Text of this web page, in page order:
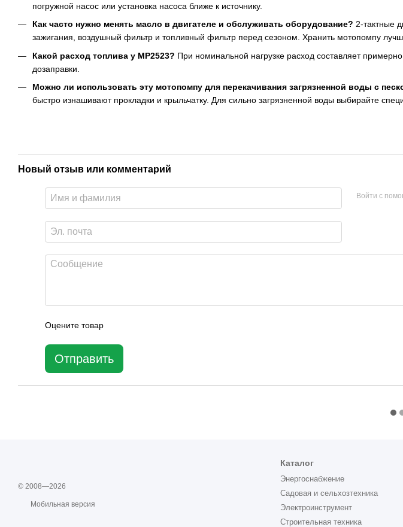
погружной насос или установка насоса ближе к источнику.
Как часто нужно менять масло в двигателе и обслуживать оборудование? 2-тактные
зажигания, воздушный фильтр и топливный фильтр перед сезоном. Хранить мотопомпу
Какой расход топлива у MP2523? При номинальной нагрузке расход составляет
дозаправки.
Можно ли использовать эту мотопомпу для перекачивания загрязненной воды с
быстро изнашивают прокладки и крыльчатку. Для сильно загрязненной воды выбирайте
Новый отзыв или комментарий
Войти с
Оцените товар
Отправить
© 2008—2026
Мобильная версия
Каталог
Энергоснабжение
Садовая и сельхозтехника
Электроинструмент
Строительная техника